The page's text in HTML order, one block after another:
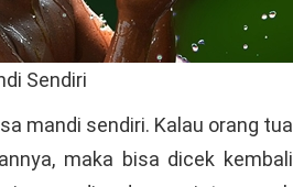
Sendiri
mandi sendiri. Kalau orang tua
maka bisa dicek kembali